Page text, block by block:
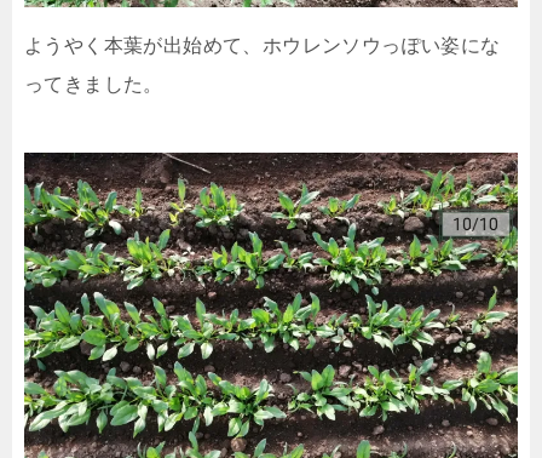
ようやく本葉が出始めて、ホウレンソウっぽい姿にな
ってきました。